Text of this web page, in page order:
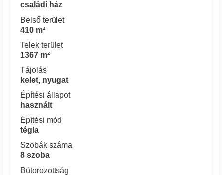
családi ház
Belső terület
410 m²
Telek terület
1367 m²
Tájolás
kelet, nyugat
Építési állapot
használt
Építési mód
tégla
Szobák száma
8 szoba
Bútorozottság